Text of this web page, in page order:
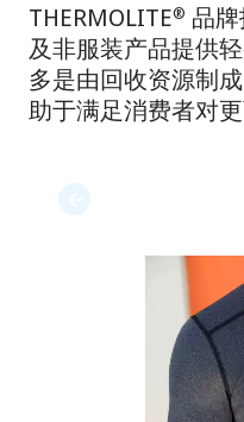
THERMOLITE® 品
及非服装产品提供
多是由回收资源制
助于满足消费者对